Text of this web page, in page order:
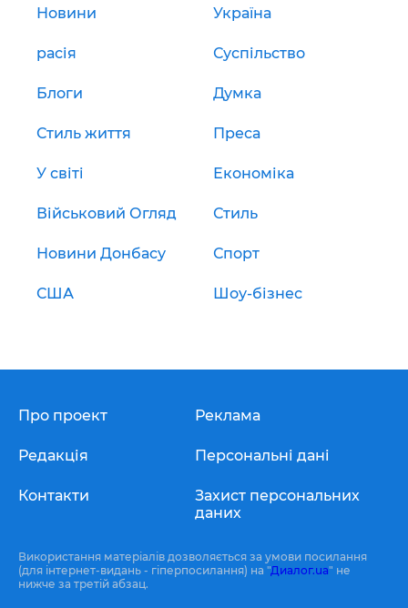
Новини Україна
расія Суспільство
Блоги Думка
Стиль життя Преса
У світі Економіка
Військовий Огляд Стиль
Новини Донбасу Спорт
США Шоу-бізнес
Про проект
Редакція
Контакти
Реклама
Персональні дані
Захист персональних
даних
Використання матеріалів дозволяється за умови посилання
(для інтернет-видань - гіперпосилання) на "Диалог.ua" не
нижче за третій абзац.